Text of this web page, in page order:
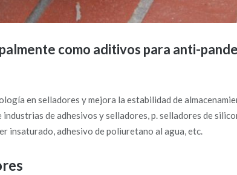
como aditivos para anti-
en selladores y mejora la estabilidad de
de adhesivos y selladores, p. selladores de
insaturado, adhesivo de poliuretano al agua, etc.